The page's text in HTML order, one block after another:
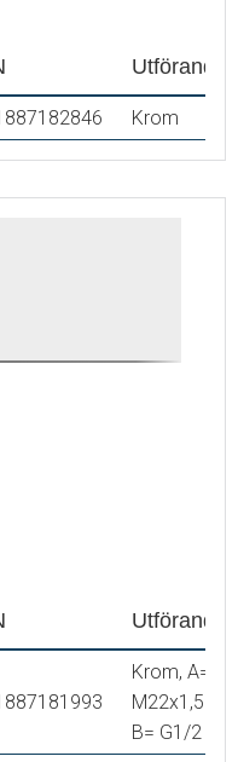
Utförande
Krom
Utförande
Krom, A=
M22x1,5 -
B= G1/2